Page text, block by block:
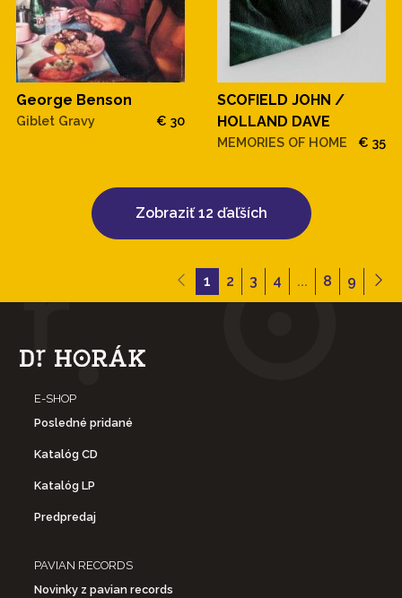
George Benson
Giblet Gravy € 30
SCOFIELD JOHN /
HOLLAND DAVE
MEMORIES OF HOME € 35
Zobraziť 12 ďaľších
1 2 3 4 ... 8 9
E-SHOP
Posledné pridané
Katalóg CD
Katalóg LP
Predpredaj
PAVIAN RECORDS
Novinky z pavian records